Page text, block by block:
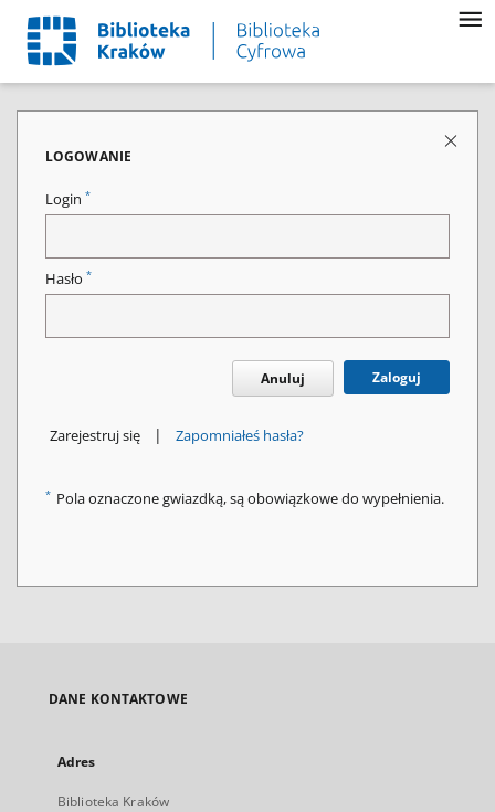
LOGOWANIE
Login *
Hasło *
Anuluj Zaloguj
Zarejestruj się | Zapomniałeś hasła?
* Pola oznaczone gwiazdką, są obowiązkowe do wypełnienia.
DANE KONTAKTOWE
Adres
Biblioteka Kraków